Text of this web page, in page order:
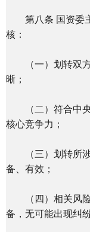
第八条 国资委主
核：
（一）划转双方
晰；
（二）符合中央
核心竞争力；
（三）划转所涉
备、有效；
（四）相关风险
备，无可能出现纠